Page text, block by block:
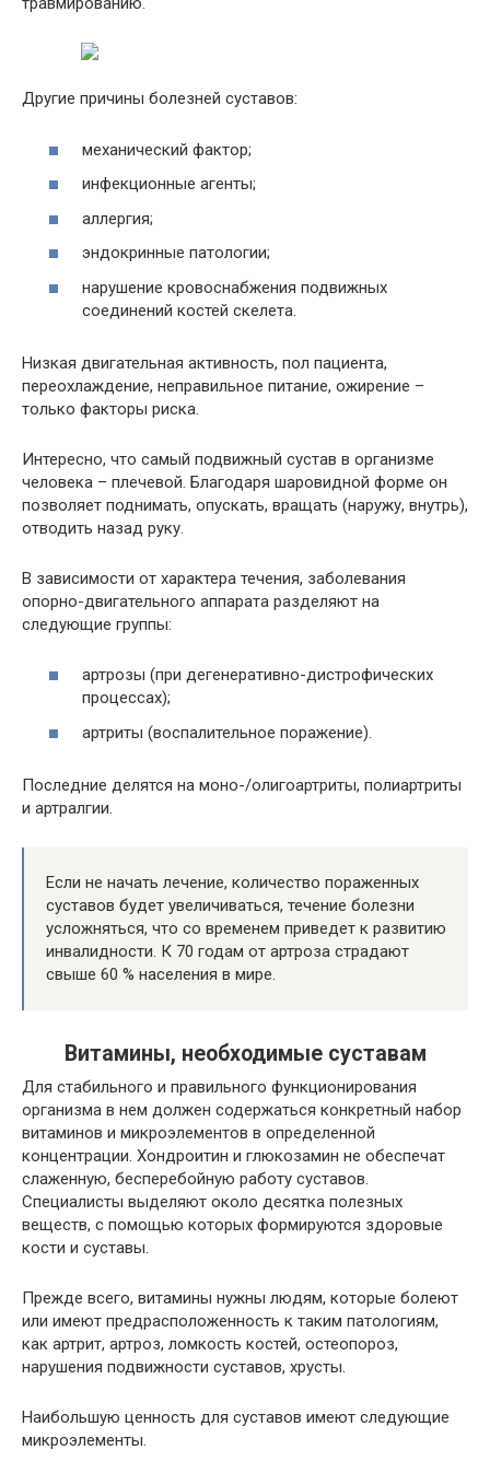
Другие причины болезней суставов:
механический фактор;
инфекционные агенты;
аллергия;
эндокринные патологии;
нарушение кровоснабжения подвижных
соединений костей скелета.
Низкая двигательная активность, пол пациента,
переохлаждение, неправильное питание, ожирение –
только факторы риска.
Интересно, что самый подвижный сустав в организме
человека – плечевой. Благодаря шаровидной форме он
позволяет поднимать, опускать, вращать (наружу, внутрь),
отводить назад руку.
В зависимости от характера течения, заболевания
опорно-двигательного аппарата разделяют на
следующие группы:
артрозы (при дегенеративно-дистрофических
процессах);
артриты (воспалительное поражение).
Последние делятся на моно-/олигоартриты, полиартриты
и артралгии.
Если не начать лечение, количество пораженных
суставов будет увеличиваться, течение болезни
усложняться, что со временем приведет к развитию
инвалидности. К 70 годам от артроза страдают
свыше 60 % населения в мире.
Витамины, необходимые суставам
Для стабильного и правильного функционирования
организма в нем должен содержаться конкретный набор
витаминов и микроэлементов в определенной
концентрации. Хондроитин и глюкозамин не обеспечат
слаженную, бесперебойную работу суставов.
Специалисты выделяют около десятка полезных
веществ, с помощью которых формируются здоровые
кости и суставы.
Прежде всего, витамины нужны людям, которые болеют
или имеют предрасположенность к таким патологиям,
как артрит, артроз, ломкость костей, остеопороз,
нарушения подвижности суставов, хрусты.
Наибольшую ценность для суставов имеют следующие
микроэлементы.